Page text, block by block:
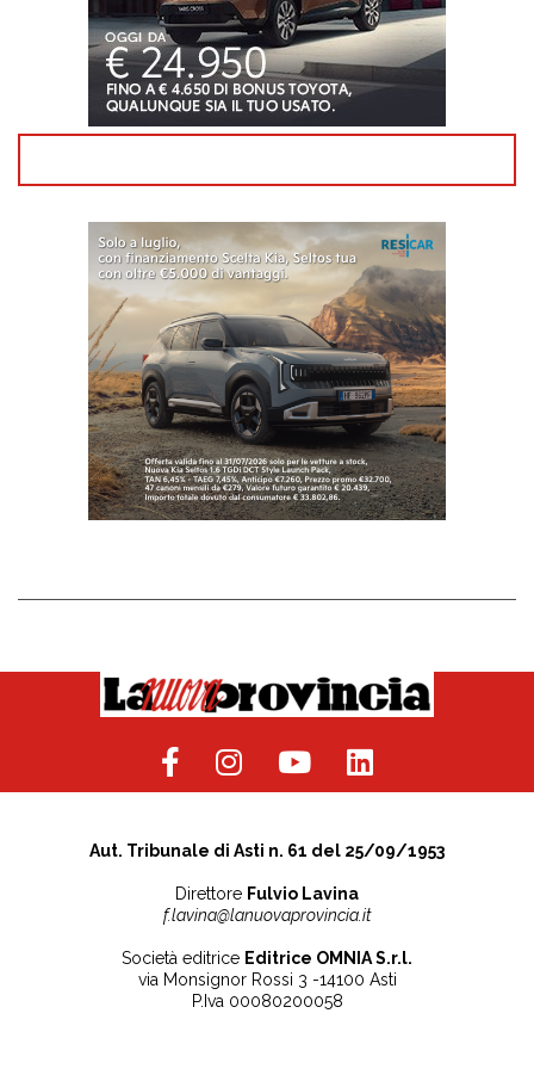
Aut. Tribunale di Asti n. 61 del 25/09/1953
Direttore Fulvio Lavina
f.lavina@lanuovaprovincia.it
Società editrice Editrice OMNIA S.r.l.
via Monsignor Rossi 3 -14100 Asti
P.Iva 00080200058